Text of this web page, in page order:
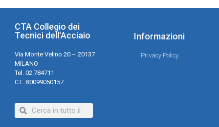
CTA Collegio dei
Tecnici dell'Acciaio
Via Monte Velino 20 – 20137
MILANO
Tel. 02.784711
C.F. 80099050157
Informazioni
Privacy Policy